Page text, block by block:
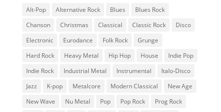
Alt-Pop Alternative Rock Blues
Blues Rock
Chanson
Christmas Classical Classic Rock
Disco
Electronic
Eurodance Folk Rock
Grunge
Hard Rock
Heavy Metal Hip Hop House
Indie Pop
Indie Rock
Industrial Metal Instrumental
Italo-Disco
Jazz
K-pop Metalcore Modern Classical
New Age
New Wave
Nu Metal Pop Pop Rock Prog Rock